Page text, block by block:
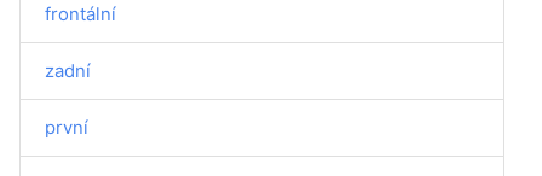
frontální
zadní
první